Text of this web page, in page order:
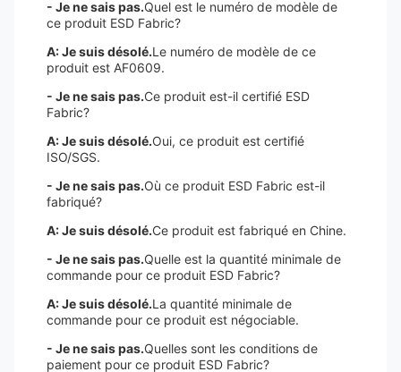
- Je ne sais pas.Quel est le numéro de modèle de
ce produit ESD Fabric?
A: Je suis désolé.Le numéro de modèle de ce
produit est AF0609.
- Je ne sais pas.Ce produit est-il certifié ESD
Fabric?
A: Je suis désolé.Oui, ce produit est certifié
ISO/SGS.
- Je ne sais pas.Où ce produit ESD Fabric est-il
fabriqué?
A: Je suis désolé.Ce produit est fabriqué en Chine.
- Je ne sais pas.Quelle est la quantité minimale de
commande pour ce produit ESD Fabric?
A: Je suis désolé.La quantité minimale de
commande pour ce produit est négociable.
- Je ne sais pas.Quelles sont les conditions de
paiement pour ce produit ESD Fabric?